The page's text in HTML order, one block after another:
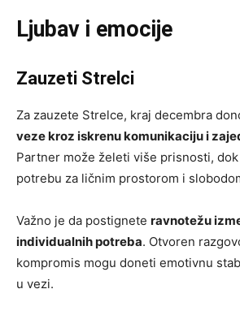
Ljubav i emocije
Zauzeti Strelci
Za zauzete Strelce, kraj decembra
veze kroz iskrenu komunikaciju i
Partner može želeti više prisnosti,
potrebu za ličnim prostorom i
Važno je da postignete ravnotežu
individualnih potreba. Otvoren
kompromis mogu doneti emotivnu
u vezi.